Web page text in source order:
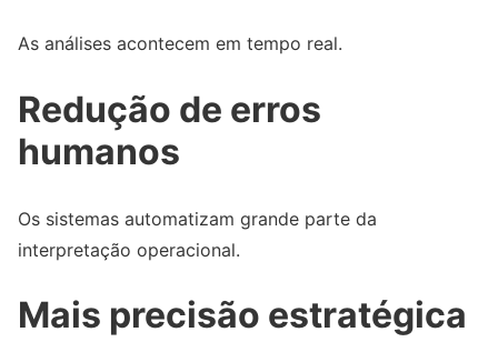
As análises acontecem em tempo real.
Redução de erros
humanos
Os sistemas automatizam grande parte da
interpretação operacional.
Mais precisão estratégica